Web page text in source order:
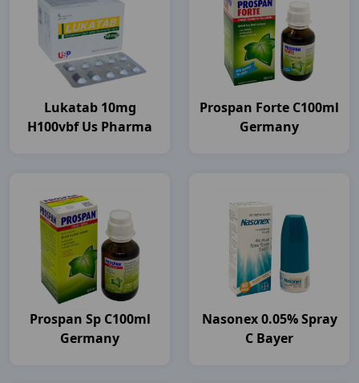
Lukatab 10mg
H100vbf Us Pharma
Prospan Forte C100ml
Germany
Prospan Sp C100ml
Germany
Nasonex 0.05% Spray
C Bayer